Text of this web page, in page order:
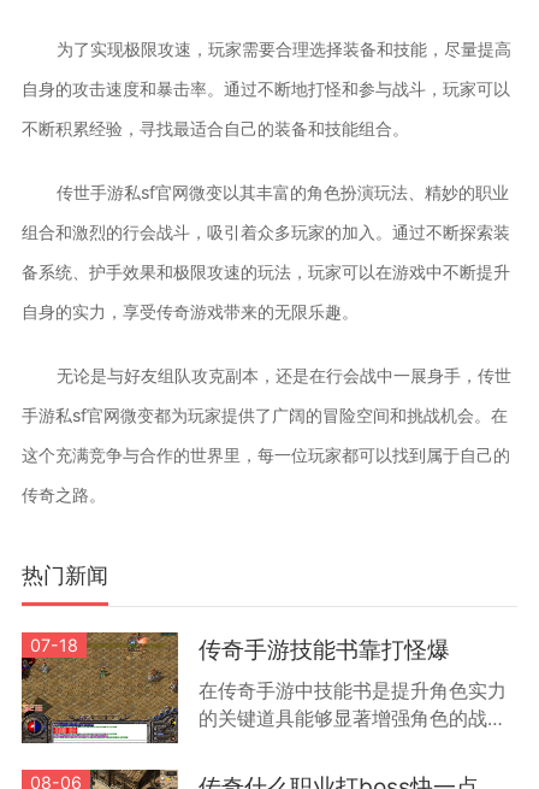
为了实现极限攻速，玩家需要合理选择装备和技能，尽量提高
自身的攻击速度和暴击率。通过不断地打怪和参与战斗，玩家可以
不断积累经验，寻找最适合自己的装备和技能组合。
传世手游私sf官网微变以其丰富的角色扮演玩法、精妙的职业
组合和激烈的行会战斗，吸引着众多玩家的加入。通过不断探索装
备系统、护手效果和极限攻速的玩法，玩家可以在游戏中不断提升
自身的实力，享受传奇游戏带来的无限乐趣。
无论是与好友组队攻克副本，还是在行会战中一展身手，传世
手游私sf官网微变都为玩家提供了广阔的冒险空间和挑战机会。在
这个充满竞争与合作的世界里，每一位玩家都可以找到属于自己的
传奇之路。
热门新闻
07-18 传奇手游技能书靠打怪爆
在传奇手游中技能书是提升角色实力
的关键道具能够显著增强角色的战斗
能书主要通过击败怪物获得不同等级
08-06